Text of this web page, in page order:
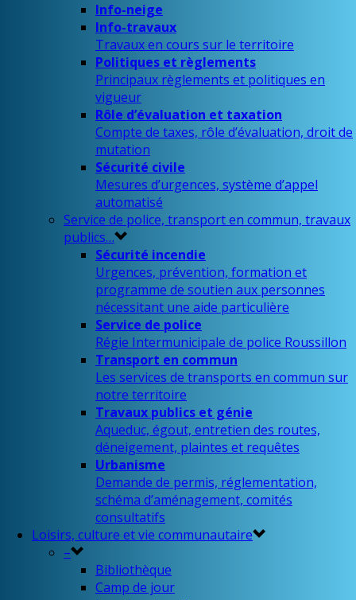
Info-neige
Info-travaux
Travaux en cours sur le territoire
Politiques et règlements
Principaux règlements et politiques en
vigueur
Rôle d’évaluation et taxation
Compte de taxes, rôle d’évaluation, droit de
mutation
Sécurité civile
Mesures d’urgences, système d’appel
automatisé
Service de police, transport en commun, travaux
publics…
Sécurité incendie
Urgences, prévention, formation et
programme de soutien aux personnes
nécessitant une aide particulière
Service de police
Régie Intermunicipale de police Roussillon
Transport en commun
Les services de transports en commun sur
notre territoire
Travaux publics et génie
Aqueduc, égout, entretien des routes,
déneigement, plaintes et requêtes
Urbanisme
Demande de permis, réglementation,
schéma d’aménagement, comités
consultatifs
Loisirs, culture et vie communautaire
–
Bibliothèque
Camp de jour